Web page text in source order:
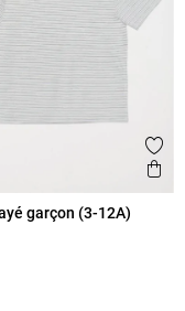
garçon (3-12A)